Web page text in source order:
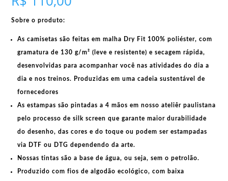
quantidade
Sobre o produto:
As camisetas são feitas emmalha Dry Fit 100% poliéster, com
gramatura de 130 g/m² (leve e resistente) esecagem rápida,
desenvolvidas para acompanhar você nas atividades do dia a
dia e nos treinos. Produzidas em umacadeia sustentável de
fornecedores
As estampas são pintadas a 4 mãos em nosso ateliêr paulistana
pelo processo de silk screen que garante maior durabilidade
do desenho, das cores e do toque ou podem ser estampadas
via DTF ou DTG dependendo da arte.
Nossas tintas são a base de água, ou seja, sem o petrolão.
Produzido com fios de algodão ecológico, com baixa